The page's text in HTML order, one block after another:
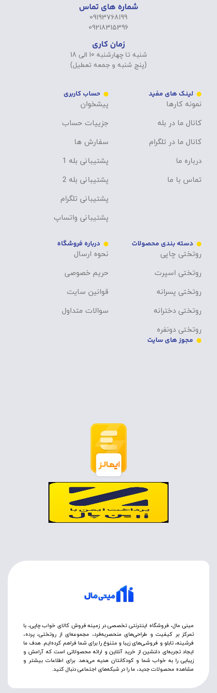
شماره های تماس
09193768199
09218315396
زمان کاری
شنبه تا چهارشنبه 10 الی 18
(پنج شنبه و جمعه تعطیل)
لینک های مفید
نمونه کارها
کانال ما در بله
کانال ما در تلگرام
درباره ما
تماس با ما
حساب کاربری
پیشخوان
جزییات حساب
سفارش ها
پشتیبانی بله 1
پشتیبانی بله 2
پشتیبانی تلگرام
پشتیبانی واتساپ
دسته بندی محصولات
روتختی چاپی
روتختی اسپرت
روتختی پسرانه
روتختی دخترانه
روتختی دونفره
درباره فروشگاه
نحوه ارسال
حریم خصوصی
قوانین سایت
سوالات متداول
مجوز های سایت
مینی مال، فروشگاه اینترنتی تخصصی در زمینه فروش کالای خواب چاپی، با
تمرکز بر کیفیت و طراحی‌های منحصربه‌فرد، مجموعه‌ای از روتختی‌، پرده،
فرشینه، تابلو و فروشی‌های زیبا و متنوع را برای شما فراهم کرده‌ایم. هدف ما
ایجاد تجربه‌ای دلنشین از خرید آنلاین و ارائه محصولاتی است که آرامش و
زیبایی را به خواب شما و کودکانتان هدیه می‌دهد. برای اطلاعات بیشتر و
مشاهده محصولات جدید، ما را در شبکه‌های اجتماعی دنبال کنید.